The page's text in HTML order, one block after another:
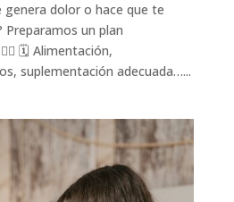
genera dolor o hace que te
Preparamos un plan
🗓️ Alimentación,
suplementación adecuada…...